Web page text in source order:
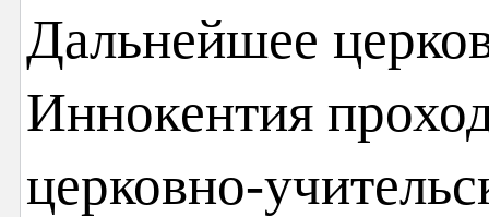
Дальнейшее
Иннокентия
церковно-